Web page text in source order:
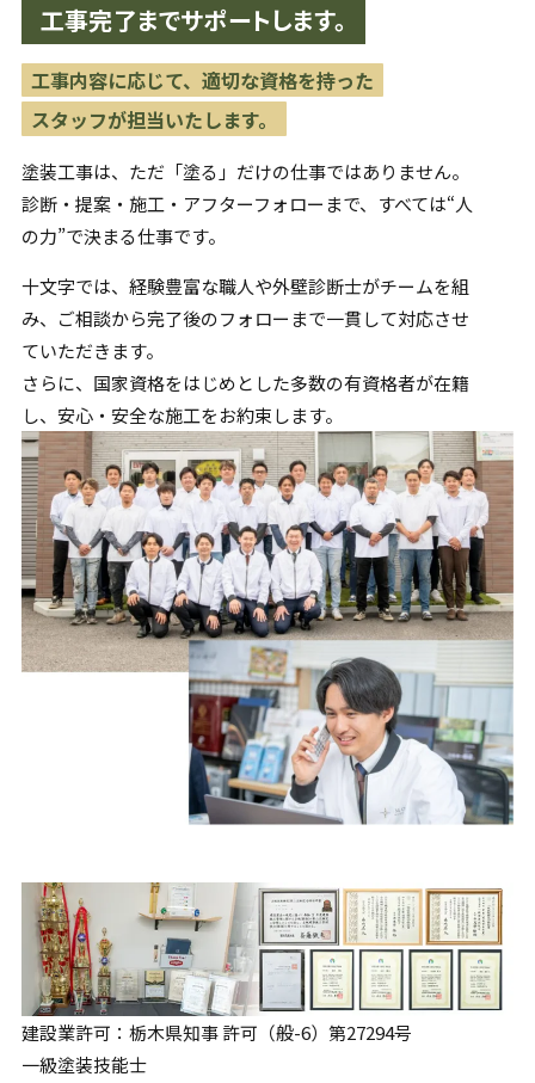
工事完了までサポートします。
工事内容に応じて、適切な資格を持った
スタッフが担当いたします。
塗装工事は、ただ「塗る」だけの仕事ではありません。
診断・提案・施工・アフターフォローまで、すべては“人
の力”で決まる仕事です。
十文字では、経験豊富な職人や外壁診断士がチームを組
み、 ご相談から完了後のフォローまで一貫して対応させ
ていただきます。
さらに、国家資格をはじめとした多数の有資格者が在籍
し、 安心・安全な施工をお約束します。
建設業許可：栃木県知事 許可（般-6）第27294号
一級塗装技能士